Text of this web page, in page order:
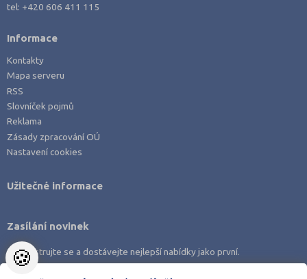
tel: +420 606 411 115
Informace
Kontakty
Mapa serveru
RSS
Slovníček pojmů
Reklama
Zásady zpracování OÚ
Nastavení cookies
Užitečné informace
Zasílání novinek
Zaregistrujte se a dostávejte nejlepší nabídky jako první.
🍪